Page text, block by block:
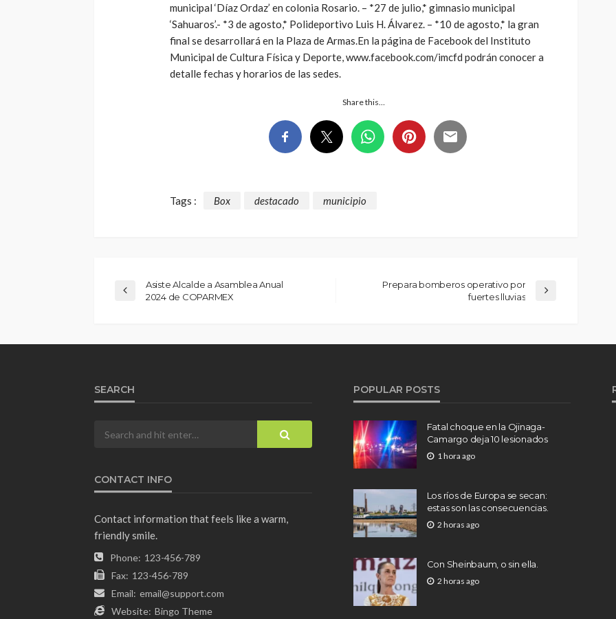
municipal ‘Díaz Ordaz’ en colonia Rosario. – *27 de julio,* gimnasio municipal
‘Sahuaros’.- *3 de agosto,* Polideportivo Luis H. Álvarez. – *10 de agosto,* la gran
final se desarrollará en la Plaza de Armas.En la página de Facebook del Instituto
Municipal de Cultura Física y Deporte, www.facebook.com/imcfd podrán conocer a
detalle fechas y horarios de las sedes.
Share this…
Tags : Box destacado municipio
Asiste Alcalde a Asamblea Anual
2024 de COPARMEX
Prepara bomberos operativo por
fuertes lluvias
SEARCH
CONTACT INFO
Contact information that feels like a warm,
friendly smile.
Phone: 123-456-789
Fax: 123-456-789
Email: email@support.com
Website: Bingo Theme
POPULAR POSTS
Fatal choque en la Ojinaga-
Camargo deja 10 lesionados
1 hora ago
Los ríos de Europa se secan:
estas son las consecuencias.
2 horas ago
Con Sheinbaum, o sin ella.
2 horas ago